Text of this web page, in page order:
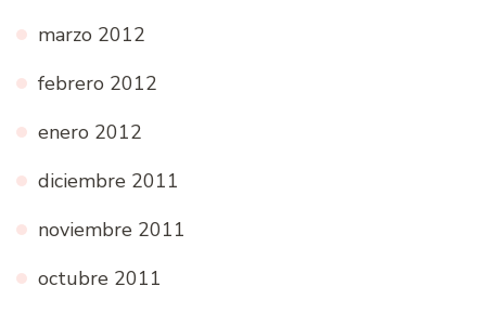
marzo 2012
febrero 2012
enero 2012
diciembre 2011
noviembre 2011
octubre 2011